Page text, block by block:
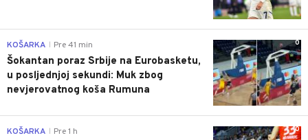
0
KOŠARKA Pre 41 min
Šokantan poraz Srbije na Eurobasketu,
u posljednjoj sekundi: Muk zbog
nevjerovatnog koša Rumuna
0
KOŠARKA Pre 1 h